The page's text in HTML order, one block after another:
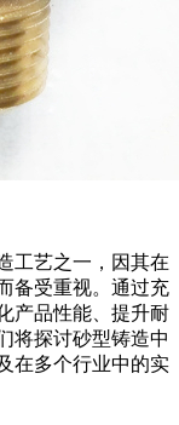
工艺之一，因其在
备受重视。通过充
产品性能、提升耐
将探讨砂型铸造中
在多个行业中的实